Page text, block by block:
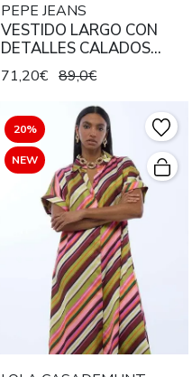
PEPE JEANS
VESTIDO LARGO CON
DETALLES CALADOS
NAOMI 999 BLACK
71,20€ 89,0€
20%
NEW